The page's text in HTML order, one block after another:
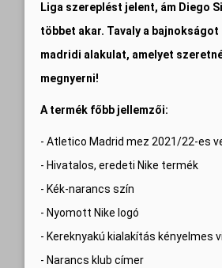
Liga szereplést jelent, ám Diego
többet akar. Tavaly a bajnokságot
madridi alakulat, amelyet
megnyerni!
A termék főbb jellemzői:
- Atletico Madrid mez 2021/22-es
- Hivatalos, eredeti Nike termék
- Kék-narancs szín
- Nyomott Nike logó
- Kereknyakú kialakítás kényelmes
- Narancs klub címer